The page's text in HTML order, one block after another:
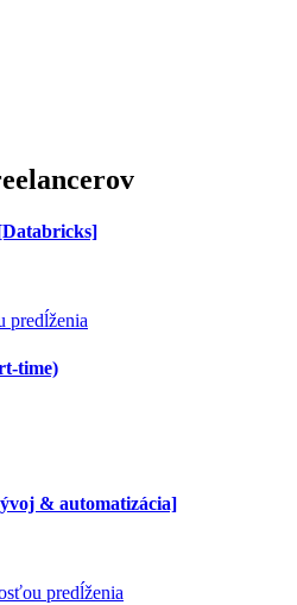
predĺženia
time)
& automatizácia]
predĺženia